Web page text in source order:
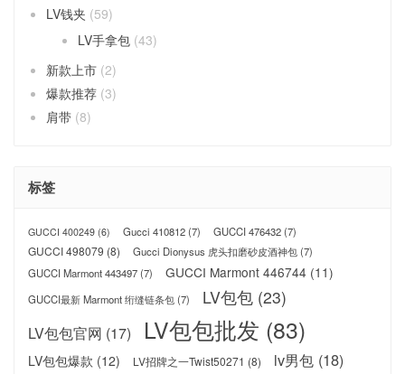
LV钱夹 (59)
LV手拿包 (43)
新款上市 (2)
爆款推荐 (3)
肩带 (8)
标签
GUCCI 400249 (6) Gucci 410812(7) GUCCI 476432(7)
GUCCI 498079 (8) Gucci Dionysus 虎头扣磨砂皮酒神包(7)
GUCCI Marmont 443497(7) GUCCI Marmont 446744 (11)
GUCCI最新 Marmont 绗缝链条包(7) LV包包 (23)
LV包包官网 (17) LV包包批发 (83)
LV包包爆款 (12) LV招牌之一Twist50271 (8) lv男包 (18)